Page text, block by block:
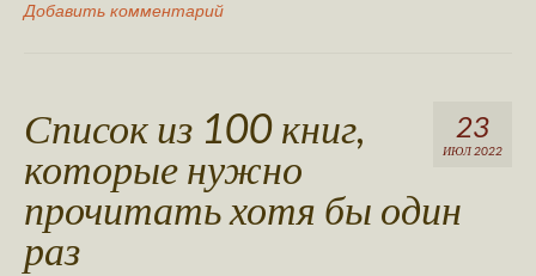
Добавить комментарий
23
ИЮЛ 2022
Список из 100 книг,
которые нужно
прочитать хотя бы один
раз